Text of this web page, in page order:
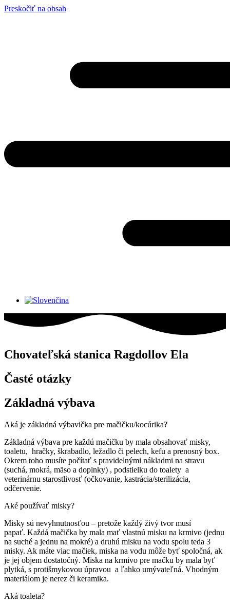
Preskočiť na obsah
Chovateľská stanica Ragdollov Ela
Časté otázky
Základná výbava
Aká je základná výbavička pre mačičku/kocúrika?
Základná výbava pre každú mačičku by mala obsahovať misky,
toaletu, hračky, škrabadlo, ležadlo či pelech, kefu a prenosný box.
Okrem toho musíte počítať s pravidelnými nákladmi na stravu
(suchá, mokrá, mäso a doplnky) , podstielku do toalety a
veterinárnu starostlivosť (očkovanie, kastrácia/sterilizácia,
odčervenie.
Aké používať misky?
Misky sú nevyhnutnosťou – pretože každý živý tvor musí
papať. Každá mačička by mala mať vlastnú misku na krmivo (jednu
na suché a jednu na mokré) a druhú misku na vodu spolu teda 3
misky. Ak máte viac mačiek, miska na vodu môže byť spoločná, ak
je jej objem dostatočný. Miska na krmivo pre mačku by mala byť
plytká, s protišmykovou úpravou a ľahko umývateľná. Vhodným
materiálom je nerez či keramika.
Aká toaleta?